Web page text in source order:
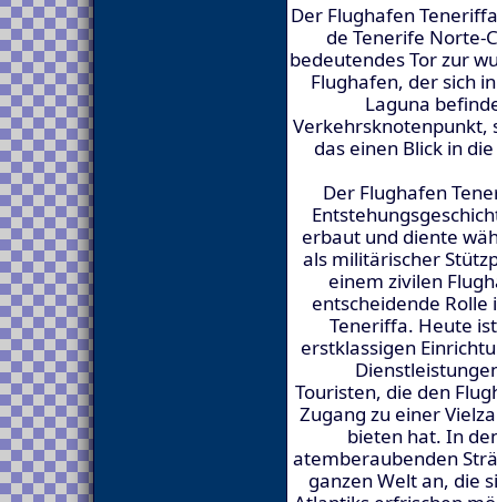
Der Flughafen
de Tenerife Norte-
bedeutendes Tor zur
Flughafen, der sich
Laguna
Verkehrsknotenpunkt,
das einen Blick in
Der Flughafen
erbaut und diente
als militärischer
einem zivilen
entscheidende Rolle
Teneriffa. Heute
erstklassigen
Touristen, die den
Zugang zu einer
bieten hat. In
atemberaubenden
ganzen Welt an, die